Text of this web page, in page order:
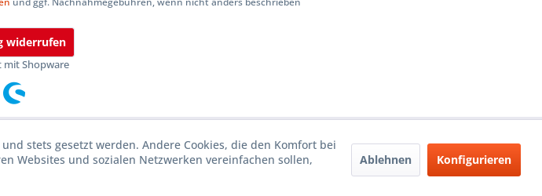
widerrufen
mit Shopware
stets gesetzt werden. Andere Cookies, die den Komfort bei
Websites und sozialen Netzwerken vereinfachen sollen,
Ablehnen Konfigurieren